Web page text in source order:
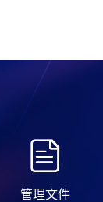
管理文件